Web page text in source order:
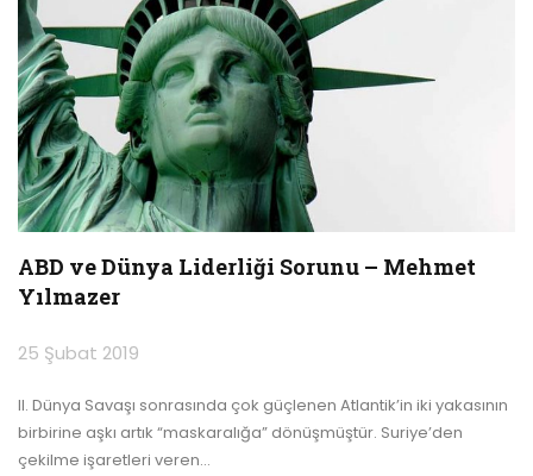
ABD ve Dünya Liderliği Sorunu – Mehmet
Yılmazer
25 Şubat 2019
II. Dünya Savaşı sonrasında çok güçlenen Atlantik’in iki yakasının
birbirine aşkı artık “maskaralığa” dönüşmüştür. Suriye’den
çekilme işaretleri veren…